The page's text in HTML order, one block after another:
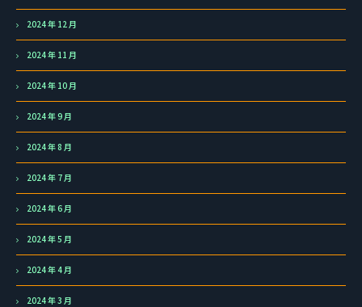
2024 年 12 月
2024 年 11 月
2024 年 10 月
2024 年 9 月
2024 年 8 月
2024 年 7 月
2024 年 6 月
2024 年 5 月
2024 年 4 月
2024 年 3 月